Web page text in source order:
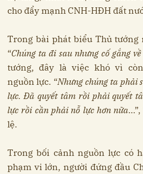
cho đẩy mạnh CNH-HĐH đất
Trong bài phát biểu Thủ tướng
“Chúng ta đi sau nhưng cố gắng
tướng, đây là việc khó vì
nguồn lực. “Nhưng chúng ta phải
lực. Đã quyết tâm rồi phải quyết
lực rồi cần phải nỗ lực hơn nữa
lệ.
Trong bối cảnh nguồn lực có
phạm vi lớn, người đứng đầu